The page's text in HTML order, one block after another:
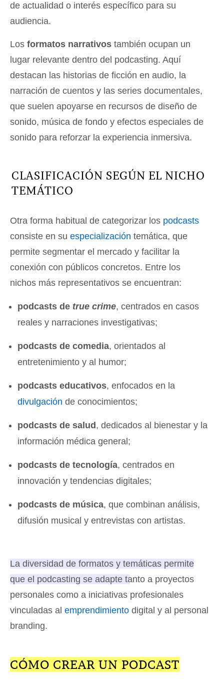
de actualidad o interés específico para su
audiencia.
Los formatos narrativos también ocupan un
lugar relevante dentro del podcasting. Aquí
destacan las historias de ficción en audio, la
narración de cuentos y las series documentales,
que suelen apoyarse en recursos de diseño de
sonido, música de fondo y efectos especiales de
sonido para reforzar la experiencia inmersiva.
CLASIFICACIÓN SEGÚN EL NICHO
TEMÁTICO
Otra forma habitual de categorizar los podcasts
consiste en su especialización temática, que
permite segmentar el mercado y facilitar la
conexión con públicos concretos. Entre los
nichos más representativos se encuentran:
podcasts de true crime, centrados en casos
reales y narraciones investigativas;
podcasts de comedia, orientados al
entretenimiento y al humor;
podcasts educativos, enfocados en la
divulgación de conocimientos;
podcasts de salud , dedicados al bienestar y la
información médica general;
podcasts de tecnología, centrados en
innovación y tendencias digitales;
podcasts de música, que combinan análisis,
difusión musical y entrevistas con artistas.
La diversidad de formatos y temáticas permite
que el podcasting se adapte tanto a proyectos
personales como a iniciativas profesionales
vinculadas al emprendimiento digital y al personal
branding.
CÓMO CREAR UN PODCAST